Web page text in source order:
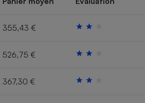
355,43 €
526,75 €
367,30 €